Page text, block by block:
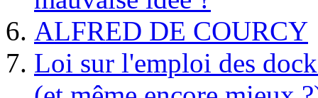
ALFRED DE COURCY
Loi sur l'emploi des